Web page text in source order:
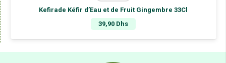
Kefirade Kéfir d’Eau et de Fruit Gingembre 33Cl
39,90 Dhs